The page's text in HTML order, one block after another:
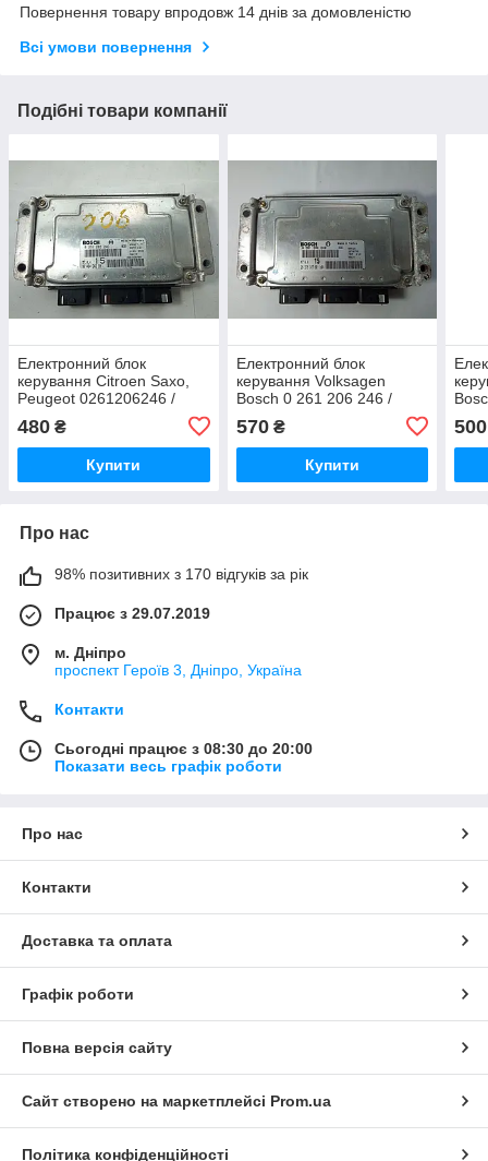
Повернення товару впродовж 14 днів за домовленістю
Всі умови повернення
Подібні товари компанії
Електронний блок
керування Citroen Saxo,
Peugeot 0261206246 /
246
480 ₴
Купити
Електронний блок
керування Volksagen
Bosch 0 261 206 246 /
M7.4.4 15 / 96 378 387 80 /
id04
570₴
Купити
80 /
500
Про нас
98% позитивних з 170 відгуків за рік
Працює з 29.07.2019
м. Дніпро
проспект Героїв 3, Дніпро, Україна
Контакти
Сьогодні працює з 08:30 до 20:00
Показати весь графік роботи
Про нас
Контакти
Доставка та оплата
Графік роботи
Повна версія сайту
Сайт створено на маркетплейсі Prom.ua
Політика конфіденційності